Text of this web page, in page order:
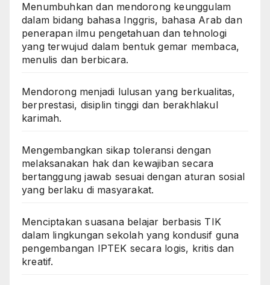
Menumbuhkan dan mendorong keunggulam
dalam bidang bahasa Inggris, bahasa Arab dan
penerapan ilmu pengetahuan dan tehnologi
yang terwujud dalam bentuk gemar membaca,
menulis dan berbicara.
Mendorong menjadi lulusan yang berkualitas,
berprestasi, disiplin tinggi dan berakhlakul
karimah.
Mengembangkan sikap toleransi dengan
melaksanakan hak dan kewajiban secara
bertanggung jawab sesuai dengan aturan sosial
yang berlaku di masyarakat.
Menciptakan suasana belajar berbasis TIK
dalam lingkungan sekolah yang kondusif guna
pengembangan IPTEK secara logis, kritis dan
kreatif.